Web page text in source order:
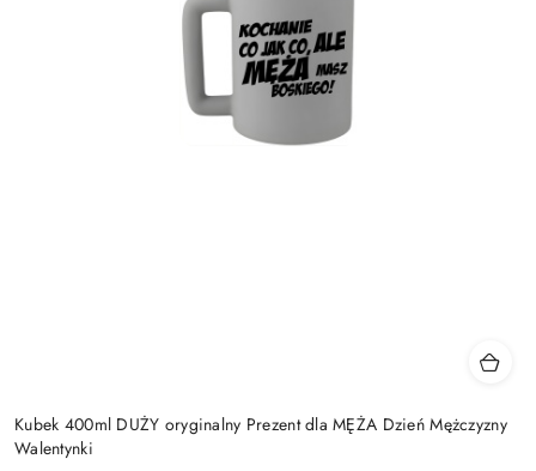
Kubek 400ml DUŻY oryginalny Prezent dla MĘŻA Dzień Mężczyzny
Walentynki